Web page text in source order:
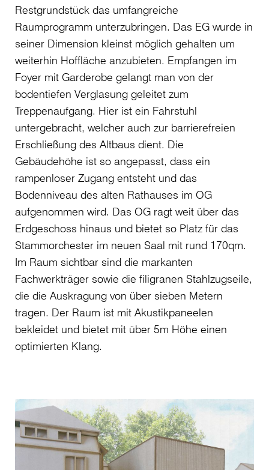
Restgrundstück das umfangreiche
Raumprogramm unterzubringen. Das EG wurde in
seiner Dimension kleinst möglich gehalten um
weiterhin Hoffläche anzubieten. Empfangen im
Foyer mit Garderobe gelangt man von der
bodentiefen Verglasung geleitet zum
Treppenaufgang. Hier ist ein Fahrstuhl
untergebracht, welcher auch zur barrierefreien
Erschließung des Altbaus dient. Die
Gebäudehöhe ist so angepasst, dass ein
rampenloser Zugang entsteht und das
Bodenniveau des alten Rathauses im OG
aufgenommen wird. Das OG ragt weit über das
Erdgeschoss hinaus und bietet so Platz für das
Stammorchester im neuen Saal mit rund 170qm.
Im Raum sichtbar sind die markanten
Fachwerkträger sowie die filigranen Stahlzugseile,
die die Auskragung von über sieben Metern
tragen. Der Raum ist mit Akustikpaneelen
bekleidet und bietet mit über 5m Höhe einen
optimierten Klang.